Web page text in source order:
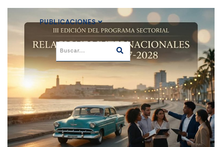
PUBLICACIONES